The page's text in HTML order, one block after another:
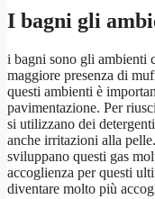
I bagni gli
i bagni sono gli ambienti
maggiore presenza di
questi ambienti è
pavimentazione. Per
si utilizzano dei
anche irritazioni alla
sviluppano questi gas
accoglienza per questi
diventare molto più